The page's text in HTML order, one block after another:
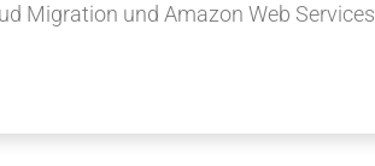
Migration und Amazon Web Services